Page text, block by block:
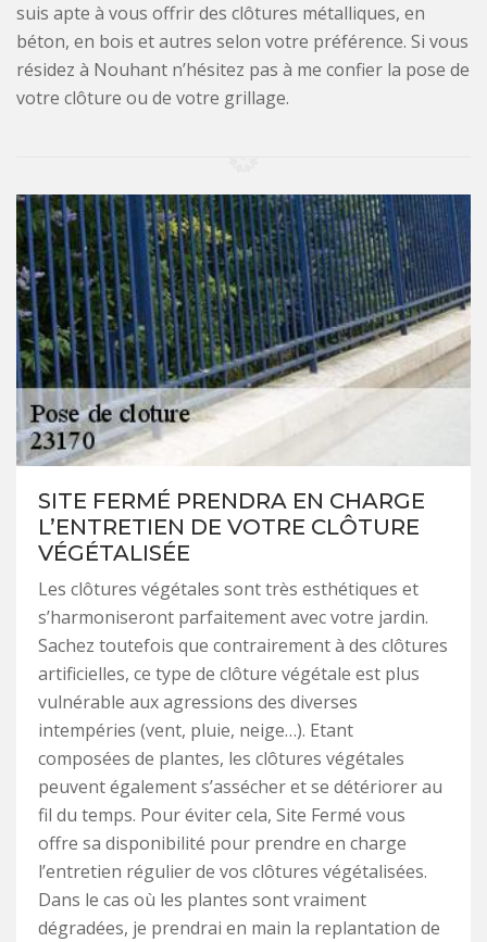
suis apte à vous offrir des clôtures métalliques, en
béton, en bois et autres selon votre préférence. Si vous
résidez à Nouhant n’hésitez pas à me confier la pose de
votre clôture ou de votre grillage.
SITE FERMÉ PRENDRA EN CHARGE
L’ENTRETIEN DE VOTRE CLÔTURE
VÉGÉTALISÉE
Les clôtures végétales sont très esthétiques et
s’harmoniseront parfaitement avec votre jardin.
Sachez toutefois que contrairement à des clôtures
artificielles, ce type de clôture végétale est plus
vulnérable aux agressions des diverses
intempéries (vent, pluie, neige…). Etant
composées de plantes, les clôtures végétales
peuvent également s’assécher et se détériorer au
fil du temps. Pour éviter cela, Site Fermé vous
offre sa disponibilité pour prendre en charge
l’entretien régulier de vos clôtures végétalisées.
Dans le cas où les plantes sont vraiment
dégradées, je prendrai en main la replantation de